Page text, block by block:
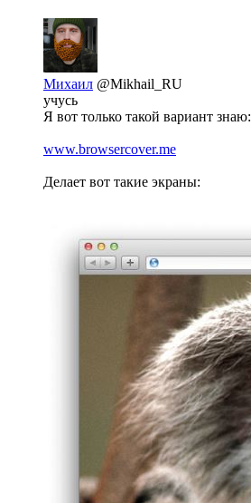
Михаил @Mikhail_RU
учусь
Я вот только такой вариант знаю:
www.browsercover.me
Делает вот такие экраны: